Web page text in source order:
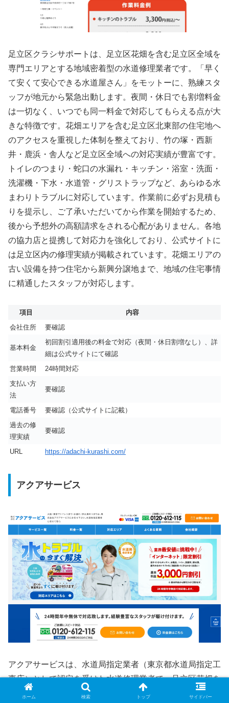
足立区クラシサポートは、足立区花畑を含む足立区全域を
専門エリアとする地域密着型の水道修理業者です。「早く
て安くて安心できる水道屋さん」をモットーに、熟練スタ
ッフが地元から緊急出動します。夜間・休日でも割増料金
は一切なく、いつでも同一料金で対応してもらえる点が大
きな特徴です。花畑エリアを含む足立区北東部の住宅地へ
のアクセスを重視した体制を整えており、竹の塚・西新
井・鹿浜・舎人など足立区全域への対応実績が豊富です。
トイレのつまり・蛇口の水漏れ・キッチン・浴室・洗面・
洗濯機・下水・水道管・グリストラップなど、あらゆる水
まわりトラブルに対応しています。作業前に必ずお見積も
りを提示し、ご了承いただいてから作業を開始するため、
後から予想外の高額請求をされる心配がありません。各地
の協力店と提携して対応力を強化しており、公式サイトに
は足立区内の修理実績が掲載されています。花畑エリアの
古い設備を持つ住宅から新興分譲地まで、地域の住宅事情
に精通したスタッフが対応します。
項目
内容
会社住所
要確認
基本料金
初回割引適用後の料金で対応（夜間・休日割増なし）、詳
細は公式サイトにて確認
営業時間
24時間対応
支払い方
法
要確認
電話番号
要確認（公式サイトに記載）
過去の修
理実績
要確認
URL https://adachi-kurashi.com/
アクアサービス
アクアサービスは、水道局指定業者（東京都水道局指定工
事店）として認定を受けた水道修理業者で、足立区花畑を
含む足立区全域に24時間365日対応しています。電話から
ホーム 検索 トップ サイドバー